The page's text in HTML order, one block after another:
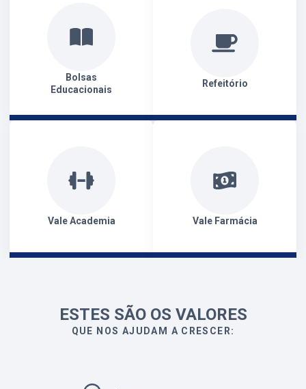
Bolsas
Educacionais
Refeitório
Vale Academia Vale Farmácia
ESTES SÃO OS VALORES
QUE NOS AJUDAM A CRESCER: